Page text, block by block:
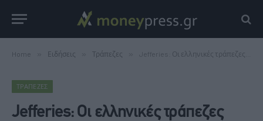
Home Ειδήσεις Τράπεζες Jefferies: Οι ελληνικές τράπεζες μπαίνουν σε νέα εποχή κερδοφορίας - Πού εντοπίζει τα μεγάλα κέρδη
ΤΡΆΠΕΖΕΣ
Jefferies: Οι ελληνικές τράπεζες